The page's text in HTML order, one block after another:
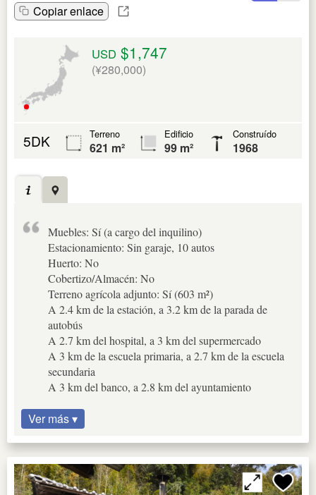
Copiar enlace
USD $1,747
(¥280,000)
5DK Terreno
621 m²
Edificio
99 m²
Construído
1968
Muebles: Sí (a cargo del inquilino)
Estacionamiento: Sin garaje, 10 autos
Huerto: No
Cobertizo/Almacén: No
Terreno agrícola adjunto: Sí (603 m²)
A 2.4 km de la estación, a 3.2 km de la parada de
autobús
A 2.7 km del hospital, a 3 km del supermercado
A 3 km de la escuela primaria, a 2.7 km de la escuela
secundaria
A 3 km del banco, a 2.8 km del ayuntamiento
Ver más ▾